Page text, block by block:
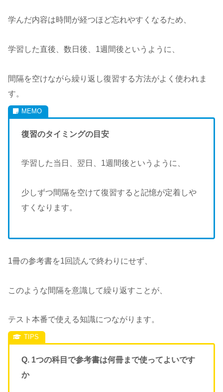
学んだ内容は時間が経つほど忘れやすくなるため、
学習した直後、数日後、1週間後というように、
間隔を空けながら繰り返し復習する方法がよく使われま
す。
復習のタイミングの目安
学習した当日、翌日、1週間後というように、
少しずつ間隔を空けて復習すると記憶が定着しや
すくなります。
1冊の参考書を1回読んで終わりにせず、
このような間隔を意識して繰り返すことが、
テスト本番で使える知識につながります。
Q. 1つの科目で参考書は何冊まで使ってよいです
か